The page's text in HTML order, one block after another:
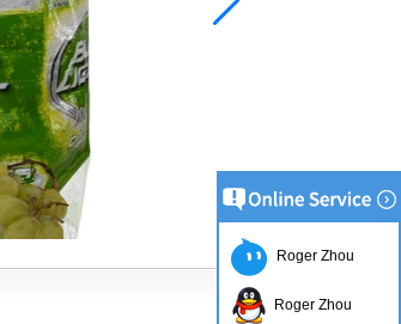
Roger Zhou
Roger Zhou